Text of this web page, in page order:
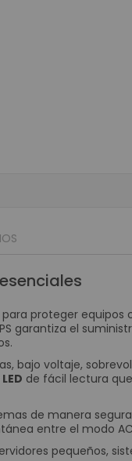
de precios
de Firmas
Banda Magnética
de Punto
y Mecanismos
proteger equipos
garantiza el
bajo voltaje,
de fácil lectura
de manera
entre el modo
pequeños,